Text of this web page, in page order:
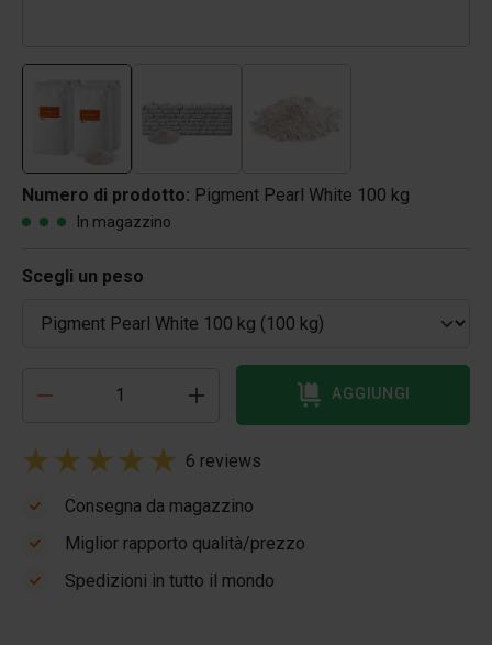
Numero di prodotto: Pigment Pearl White 100 kg
In magazzino
Scegli un peso
AGGIUNGI
6 reviews
Consegna da magazzino
Miglior rapporto qualità/prezzo
Spedizioni in tutto il mondo